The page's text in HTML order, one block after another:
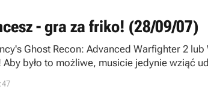
- gra za friko! (28/09/07)
Ghost Recon: Advanced Warfighter 2
było to możliwe, musicie jedynie wziąć